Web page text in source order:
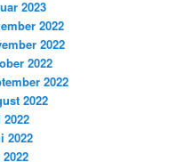
2023
2022
2022
2022
2022
2022
2022